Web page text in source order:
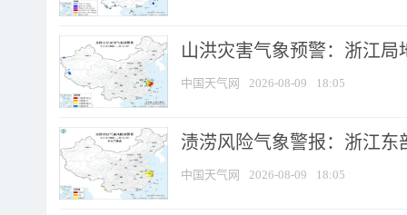
山洪灾害气象预警：浙江
中国天气网 2026-08-09 18:05
渍涝风险气象警报：浙江
中国天气网 2026-08-09 18:05